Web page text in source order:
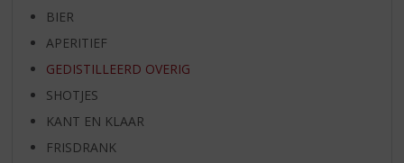
BIER
APERITIEF
GEDISTILLEERD OVERIG
SHOTJES
KANT EN KLAAR
FRISDRANK